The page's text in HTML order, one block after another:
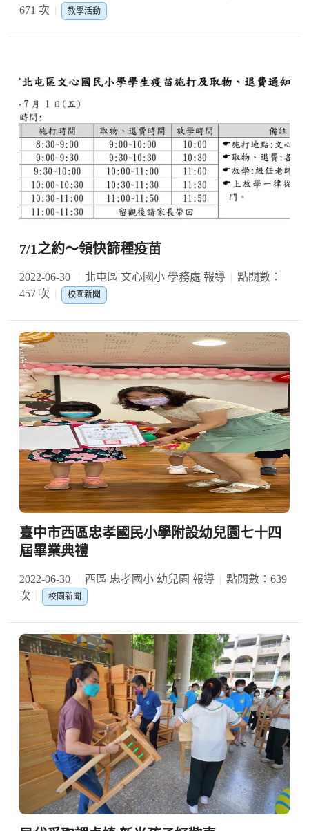
671 次
教學活動
7/1之約～領快篩種疫苗
2022-06-30 北屯區 文心國小 學務處 報導
點閱數：
457 次
校園新聞
臺中市西區忠孝國民小學附設幼兒園七十四
屆畢業典禮
2022-06-30 西區 忠孝國小 幼兒園 報導
點閱數：639
次
校園新聞